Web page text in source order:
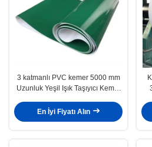
3 katmanlı PVC kemer 5000 mm
Uzunluk Yeşil Işık Taşıyıcı Kemer
Dirençli
En İyi Fiyatı Alın